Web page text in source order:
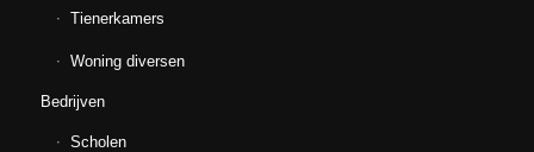
Tienerkamers
Woning diversen
Bedrijven
Scholen